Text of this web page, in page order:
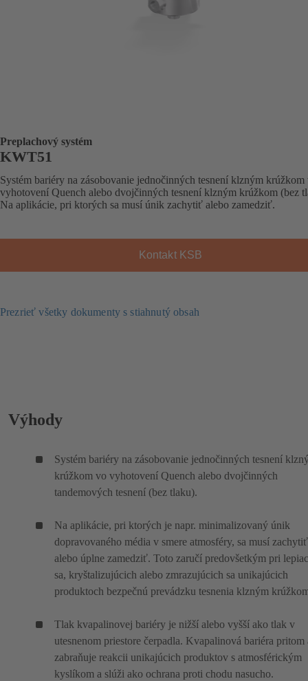
Preplachový systém
KWT51
Systém bariéry na zásobovanie jednočinných tesnení klzným krúžkom
vyhotovení Quench alebo dvojčinných tesnení klzným krúžkom (bez
Na aplikácie, pri ktorých sa musí únik zachytiť alebo zamedziť.
Kontakt KSB
Prezrieť všetky dokumenty s stiahnutý obsah
Výhody
Systém bariéry na zásobovanie jednočinných tesnení
krúžkom vo vyhotovení Quench alebo dvojčinných
tandemových tesnení (bez tlaku).
Na aplikácie, pri ktorých je napr. minimalizovaný únik
dopravovaného média v smere atmosféry, sa musí zachytiť
alebo úplne zamedziť. Toto zaručí predovšetkým pri
sa, kryštalizujúcich alebo zmrazujúcich sa unikajúcich
produktoch bezpečnú prevádzku tesnenia klzným
Tlak kvapalinovej bariéry je nižší alebo vyšší ako tlak v
utesnenom priestore čerpadla. Kvapalinová bariéra pritom
zabraňuje reakcii unikajúcich produktov s atmosférickým
kyslíkom a slúži ako ochrana proti chodu nasucho.